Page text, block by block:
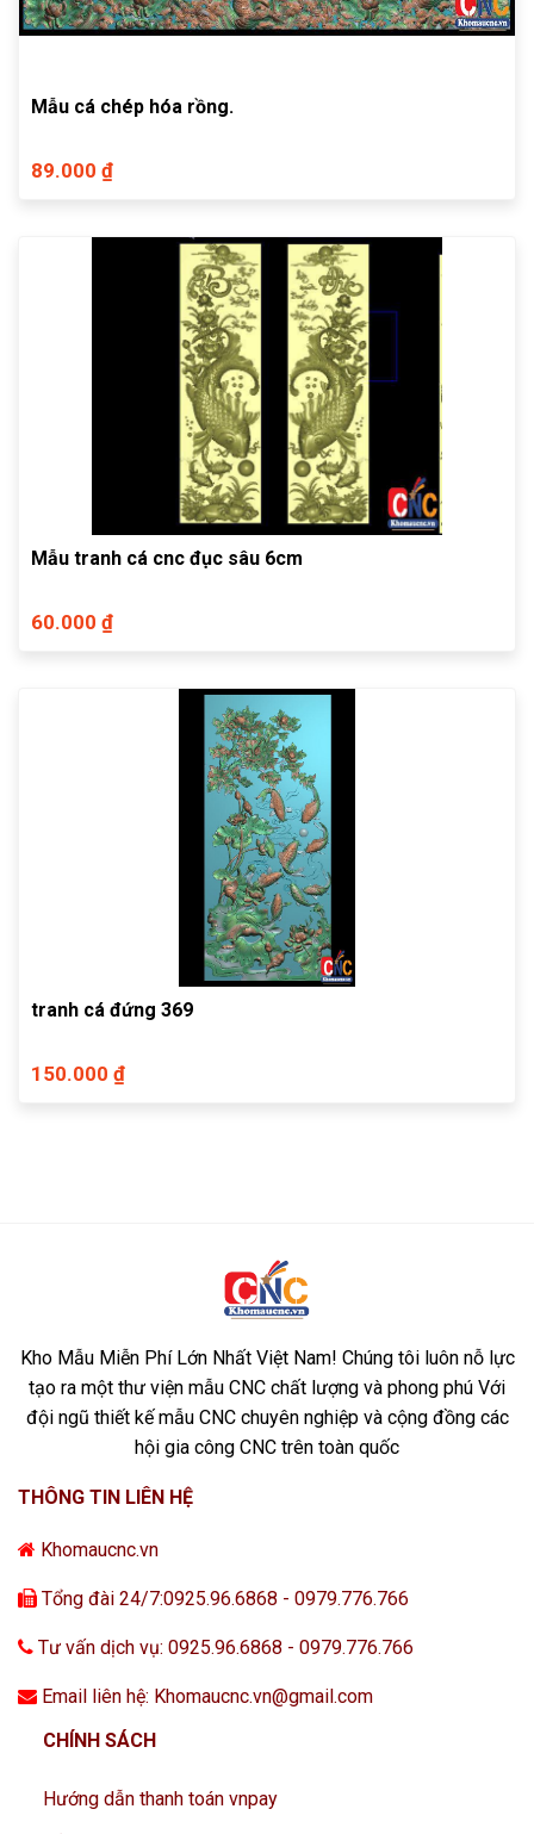
Mẫu cá chép hóa rồng.
89.000 ₫
Mẫu tranh cá cnc đục sâu 6cm
60.000 ₫
tranh cá đứng 369
150.000 ₫
Kho Mẫu Miễn Phí Lớn Nhất Việt Nam! Chúng tôi luôn nỗ lực
tạo ra một thư viện mẫu CNC chất lượng và phong phú Với
đội ngũ thiết kế mẫu CNC chuyên nghiệp và cộng đồng các
hội gia công CNC trên toàn quốc
THÔNG TIN LIÊN HỆ
Khomaucnc.vn
Tổng đài 24/7:0925.96.6868 - 0979.776.766
Tư vấn dịch vụ: 0925.96.6868 - 0979.776.766
Email liên hệ: Khomaucnc.vn@gmail.com
CHÍNH SÁCH
Hướng dẫn thanh toán vnpay